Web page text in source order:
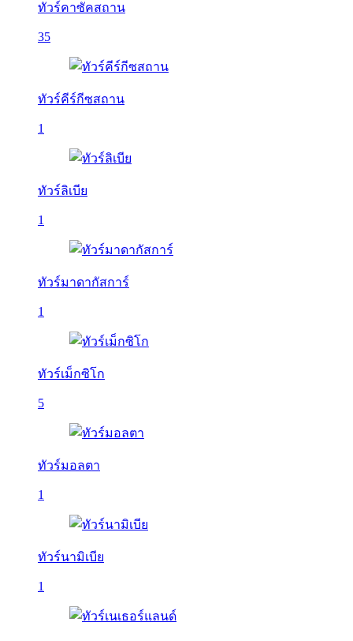
ทัวร์คาซัคสถาน
35
ทัวร์คีร์กีซสถาน
1
ทัวร์ลิเบีย
1
ทัวร์มาดากัสการ์
1
ทัวร์เม็กซิโก
5
ทัวร์มอลตา
1
ทัวร์นามิเบีย
1